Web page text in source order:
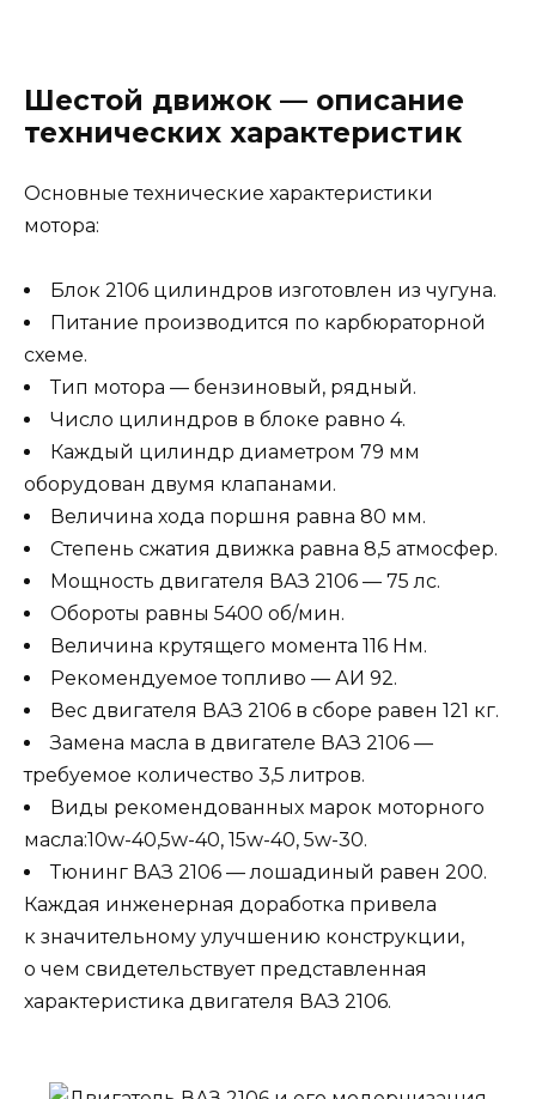
Шестой движок — описание
технических характеристик
Основные технические характеристики
мотора:
Блок 2106 цилиндров изготовлен из чугуна.
Питание производится по карбюраторной
схеме.
Тип мотора — бензиновый, рядный.
Число цилиндров в блоке равно 4.
Каждый цилиндр диаметром 79 мм
оборудован двумя клапанами.
Величина хода поршня равна 80 мм.
Степень сжатия движка равна 8,5 атмосфер.
Мощность двигателя ВАЗ 2106 — 75 лс.
Обороты равны 5400 об/мин.
Величина крутящего момента 116 Нм.
Рекомендуемое топливо — АИ 92.
Вес двигателя ВАЗ 2106 в сборе равен 121 кг.
Замена масла в двигателе ВАЗ 2106 —
требуемое количество 3,5 литров.
Виды рекомендованных марок моторного
масла:10w-40,5w-40, 15w-40, 5w-30.
Тюнинг ВАЗ 2106 — лошадиный равен 200.
Каждая инженерная доработка привела
к значительному улучшению конструкции,
о чем свидетельствует представленная
характеристика двигателя ВАЗ 2106.